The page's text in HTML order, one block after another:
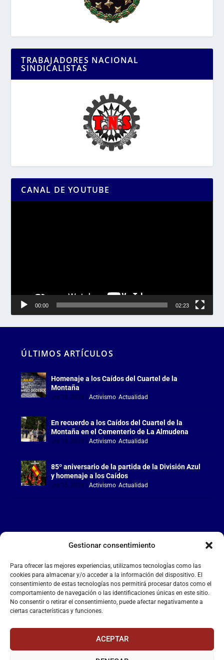
Gestionar consentimiento
Para ofrecer las mejores experiencias, utilizamos tecnologías como las
cookies para almacenar y/o acceder a la información del dispositivo. El
consentimiento de estas tecnologías nos permitirá procesar datos como el
comportamiento de navegación o las identificaciones únicas en este sitio.
No consentir o retirar el consentimiento, puede afectar negativamente a
ciertas características y funciones.
ACEPTAR
TRABAJADORES NACIONAL
SINDICALISTAS
CANAL DE YOUTUBE
00:00 02:23
ÚLTIMOS ARTÍCULOS
Homenaje a los Caídos del Cuartel de la
Montaña
Jul 18, 2026 |Activismo,Actualidad
En recuerdo a los Caídos del Cuartel de la
Montaña en el Cementerio de La Almudena
Jul 18, 2026 |Activismo,Actualidad
85º aniversario de la partida de la División Azul
y homenaje a los Caídos
Jul 15, 2026 |Activismo,Actualidad
LA FALANGE
Reproductor
de
vídeo